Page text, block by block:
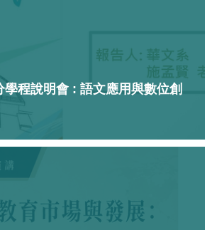
學程說明會 : 語文應用與數位創